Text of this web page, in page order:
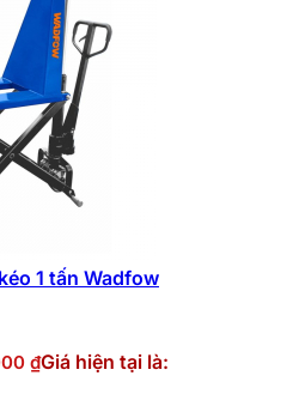
1 tấn Wadfow
₫Giá hiện tại là: